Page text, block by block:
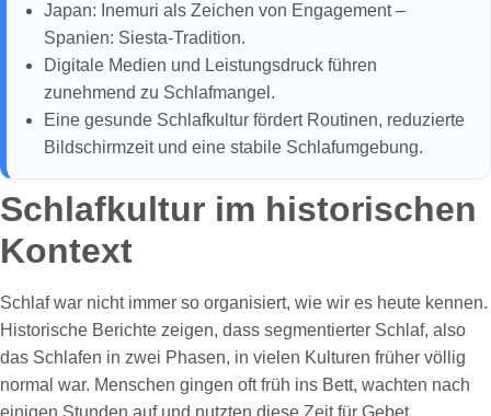
Japan: Inemuri als Zeichen von Engagement –
Spanien: Siesta-Tradition.
Digitale Medien und Leistungsdruck führen
zunehmend zu Schlafmangel.
Eine gesunde Schlafkultur fördert Routinen, reduzierte
Bildschirmzeit und eine stabile Schlafumgebung.
Schlafkultur im historischen
Kontext
Schlaf war nicht immer so organisiert, wie wir es heute kennen.
Historische Berichte zeigen, dass segmentierter Schlaf, also
das Schlafen in zwei Phasen, in vielen Kulturen früher völlig
normal war. Menschen gingen oft früh ins Bett, wachten nach